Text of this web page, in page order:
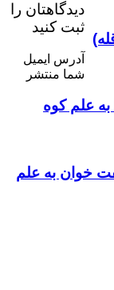
علم کوه
خوان به علم
دیدگاهتان را
ثبت کنید
آدرس ایمیل
شما منتشر